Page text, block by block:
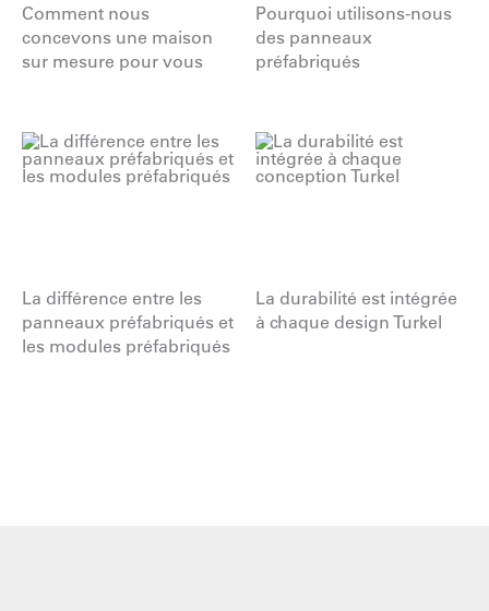
Comment nous
concevons une maison
sur mesure pour vous
Pourquoi utilisons-nous
des panneaux
préfabriqués
La différence entre les
panneaux préfabriqués et
les modules préfabriqués
La durabilité est intégrée
à chaque design Turkel